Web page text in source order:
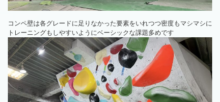
コンペ壁は各グレードに足りなかった要素をいれつつ密度もマシマシに
トレーニングもしやすいようにベーシックな課題多めです